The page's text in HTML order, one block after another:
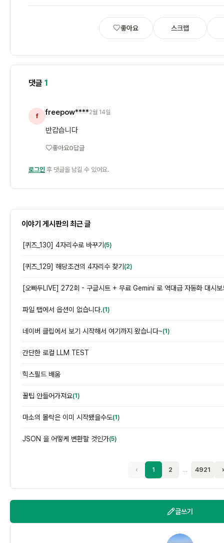
좋아요 스크랩
댓글 1
f freepow****2월 14일
반갑습니다
좋아요0답글
로그인 후 댓글을 남길 수 있어요.
이야기 게시판의 최근 글
[퀴즈_130] 4자리수로 바꾸기(5)
[퀴즈_129] 해당조건의 4자리수 찾기(2)
파일 탭에서 옵션이 없습니다.(1)
네이버 클립에서 보기 시작해서 여기까지 왔습니다~(1)
간단한 로컬 LLM TEST
힉스필드 배움
꿀팁 안들어가져요(1)
마소의 몰락은 이미 시작됐을수도(1)
JSON 을 어떻케 변환할 것인가(5)
‹ 1 2 … 4921 ›
글쓰기